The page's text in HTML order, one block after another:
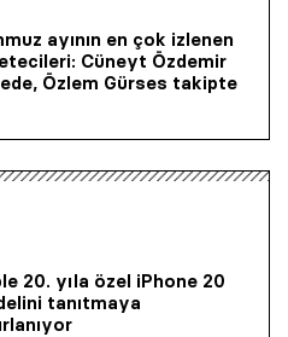
ayının en çok izlenen
Cüneyt Özdemir
Özlem Gürses takipte
20. yıla özel iPhone 20
tanıtmaya